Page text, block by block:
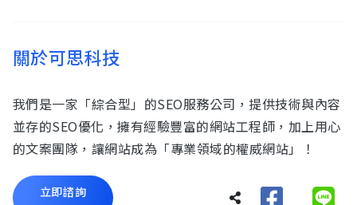
關於可思科技
我們是一家「綜合型」的SEO服務公司，提供技術與內容
並存的SEO優化，擁有經驗豐富的網站工程師，加上用心
的文案團隊，讓網站成為「專業領域的權威網站」！
立即諮詢